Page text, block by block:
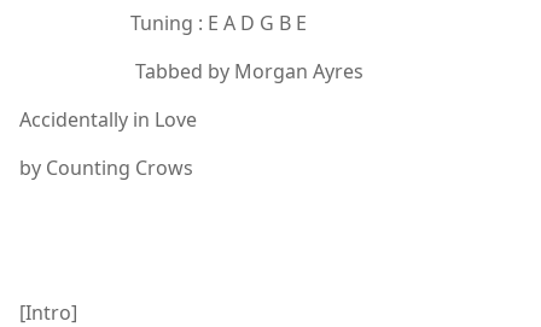
Tuning : E A D G B E
Tabbed by Morgan Ayres
Accidentally in Love
by Counting Crows
[Intro]